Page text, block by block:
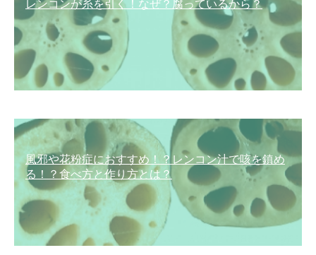
レンコンが糸を引く！なぜ？腐っているから？
風邪や花粉症におすすめ！？レンコン汁で咳を鎮め
る！？食べ方と作り方とは？